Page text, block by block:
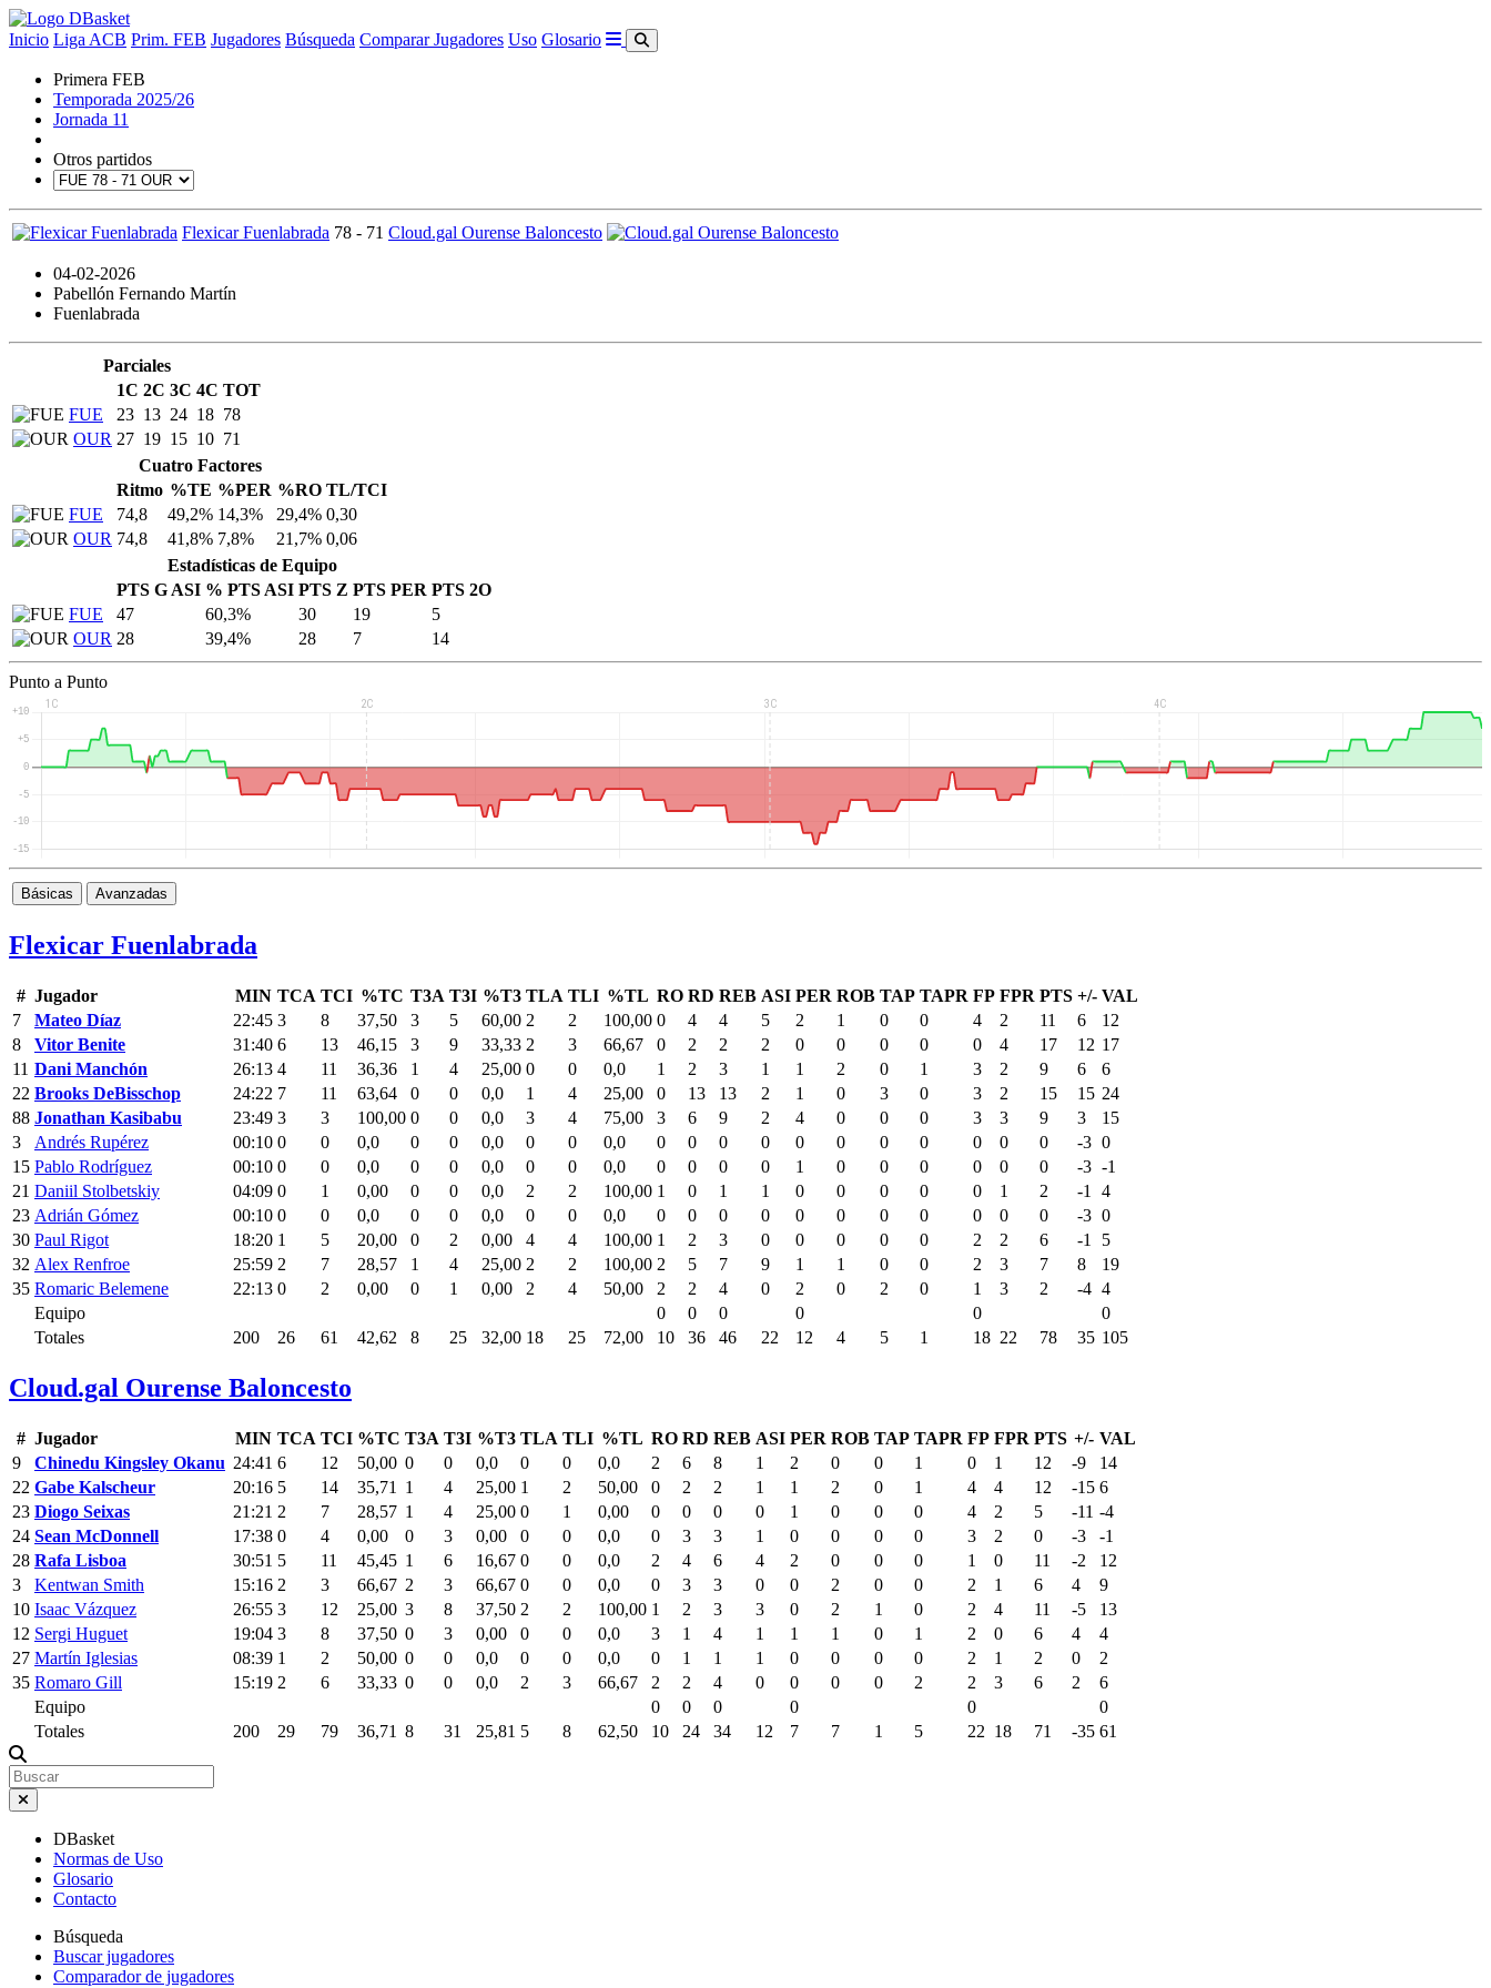
Inicio Liga ACB Prim. FEB Jugadores Búsqueda Comparar Jugadores Uso Glosario
Primera FEB
Temporada 2025/26
Jornada 11
Otros partidos
Flexicar Fuenlabrada 78 - 71 Cloud.gal Ourense Baloncesto
04-02-2026
Pabellón Fernando Martín
Fuenlabrada
Parciales
1C 2C 3C 4C TOT
FUE
23 13 24 18 78
OUR 27 19 15 10 71
Cuatro Factores
Ritmo %TE %PER %RO TL/TCI
FUE
74,8 49,2% 14,3% 29,4% 0,30
OUR 74,8 41,8% 7,8% 21,7% 0,06
Estadísticas de Equipo
PTS G ASI % PTS ASI PTS Z PTS PER PTS 2O
FUE
47 60,3% 30 19
5
OUR 28 39,4% 28 7 14
Punto a Punto
Básicas Avanzadas
Flexicar Fuenlabrada
# Jugador MIN TCA TCI %TC T3A T3I %T3 TLA TLI %TL RO RD REB ASI PER ROB TAP TAPR FP FPR PTS +/- VAL
7
Mateo Díaz 22:45 3 8 37,50 3 5 60,00 2 2 100,00 0 4 4 5 2 1 0 0 4 2 11 6
12
8
Vitor Benite 31:40 6 13 46,15 3 9 33,33 2 3 66,67 0 2 2 2 0 0 0 0 0 4 17 12 17
11 Dani Manchón 26:13 4 11 36,36 1 4 25,00 0 0 0,0 1 2 3 1 1 2 0 1 3 2 9 6
6
22 Brooks DeBisschop 24:22 7 11 63,64 0 0 0,0 1 4 25,00 0 13 13 2 1 0 3 0 3 2 15 15 24
88 Jonathan Kasibabu 23:49 3 3 100,00 0 0 0,0 3 4 75,00 3 6 9 2 4 0 0 0 3 3 9 3
15
3
Andrés Rupérez 00:10 0 0 0,0 0 0 0,0 0 0 0,0 0 0 0 0 0 0 0 0 0 0 0 -3 0
15 Pablo Rodríguez 00:10 0 0 0,0 0 0 0,0 0 0 0,0 0 0 0 0 1 0 0 0 0 0 0 -3 -1
21 Daniil Stolbetskiy 04:09 0 1 0,00 0 0 0,0 2 2 100,00 1 0 1 1 0 0 0 0 0 1 2 -1
4
23 Adrián Gómez 00:10 0 0 0,0 0 0 0,0 0 0 0,0 0 0 0 0 0 0 0 0 0 0 0 -3 0
30 Paul Rigot 18:20 1 5 20,00 0 2 0,00 4 4 100,00 1 2 3 0 0 0 0 0 2 2 6 -1
5
32 Alex Renfroe 25:59 2 7 28,57 1 4 25,00 2 2 100,00 2 5 7 9 1 1 0 0 2 3 7 8
19
35 Romaric Belemene 22:13 0 2 0,00 0 1 0,00 2 4 50,00 2 2 4 0 2 0 2 0 1 3 2 -4 4
Equipo
0 0 0 0 0
0
Totales
200 26 61 42,62 8 25 32,00 18 25 72,00 10 36 46 22 12 4 5 1 18 22 78 35 105
Cloud.gal Ourense Baloncesto
# Jugador MIN TCA TCI %TC T3A T3I %T3 TLA TLI %TL RO RD REB ASI PER ROB TAP TAPR FP FPR PTS +/- VAL
9
Chinedu Kingsley Okanu 24:41 6 12 50,00 0 0 0,0 0 0 0,0 2 6 8 1 2 0 0 1 0 1 12 -9
14
22 Gabe Kalscheur 20:16 5 14 35,71 1 4 25,00 1 2 50,00 0 2 2 1 1 2 0 1 4 4 12 -15 6
23 Diogo Seixas 21:21 2 7 28,57 1 4 25,00 0 1 0,00 0 0 0 0 1 0 0 0 4 2 5 -11 -4
24 Sean McDonnell 17:38 0 4 0,00 0 3 0,00 0 0 0,0 0 3 3 1 0 0 0 0 3 2 0 -3
-1
28 Rafa Lisboa 30:51 5 11 45,45 1 6 16,67 0 0 0,0 2 4 6 4 2 0 0 0 1 0 11 -2
12
3
Kentwan Smith 15:16 2 3 66,67 2 3 66,67 0 0 0,0 0 3 3 0 0 2 0 0 2 1 6 4
9
10 Isaac Vázquez 26:55 3 12 25,00 3 8 37,50 2 2 100,00 1 2 3 3 0 2 1 0 2 4 11 -5
13
12 Sergi Huguet 19:04 3 8 37,50 0 3 0,00 0 0 0,0 3 1 4 1 1 1 0 1 2 0 6 4
4
27 Martín Iglesias 08:39 1 2 50,00 0 0 0,0 0 0 0,0 0 1 1 1 0 0 0 0 2 1 2 0
2
35 Romaro Gill 15:19 2 6 33,33 0 0 0,0 2 3 66,67 2 2 4 0 0 0 0 2 2 3 6 2
6
Equipo
0 0 0 0 0
0
Totales
200 29 79 36,71 8 31 25,81 5 8 62,50 10 24 34 12 7 7 1 5 22 18 71 -35 61
DBasket
Normas de Uso
Glosario
Contacto
Búsqueda
Buscar jugadores
Comparador de jugadores